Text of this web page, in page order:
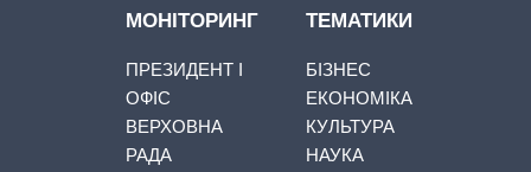
МОНІТОРИНГ
ПРЕЗИДЕНТ І
ОФІС
ВЕРХОВНА
РАДА
ТЕМАТИКИ
БІЗНЕС
ЕКОНОМІКА
КУЛЬТУРА
НАУКА